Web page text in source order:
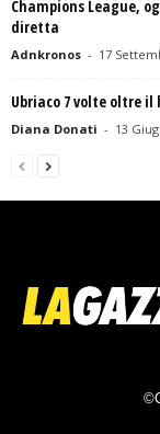
Champions League,
diretta
Adnkronos - 17
Ubriaco 7 volte oltre
Diana Donati - 13